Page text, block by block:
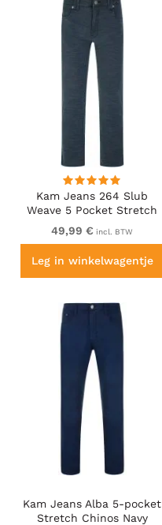
Kam Jeans 264 Slub
Weave 5 Pocket Stretch
Pants Smokey Blue
49,99 € incl. BTW
Leg in winkelwagentje
Kam Jeans Alba 5-pocket
Stretch Chinos Navy